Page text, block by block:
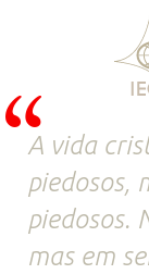
A vida
piedosos,
piedosos.
mas em